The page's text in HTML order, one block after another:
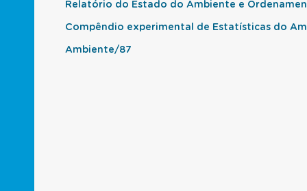
Relatório do Estado do Ambiente e
Compêndio experimental de Estatísticas do
Ambiente/87